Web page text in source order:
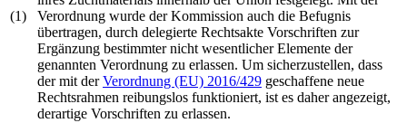
(1)
Verordnung wurde der Kommission auch die Befugnis
übertragen, durch delegierte Rechtsakte Vorschriften zur
Ergänzung bestimmter nicht wesentlicher Elemente der
genannten Verordnung zu erlassen. Um sicherzustellen, dass
der mit derVerordnung (EU) 2016/429 geschaffene neue
Rechtsrahmen reibungslos funktioniert, ist es daher angezeigt,
derartige Vorschriften zu erlassen.